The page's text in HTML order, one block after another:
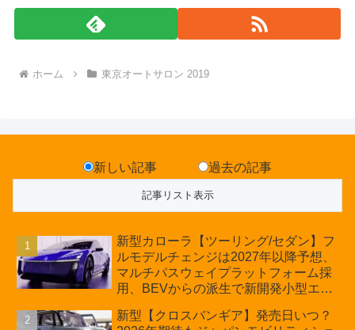
ホーム 東京オートサロン 2019
新しい記事 過去の記事
新型カローラ【ツーリング/セダン】フ
ルモデルチェンジは2027年以降予想、
マルチパスウェイプラットフォーム採
用、BEVからの派生で新開発小型エン
の採用は無しか【トヨタ最新情報】60
新型【クロスバンギア】発売日いつ？